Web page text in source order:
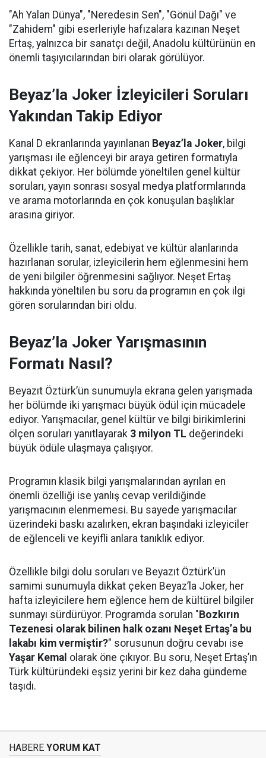
"Ah Yalan Dünya", "Neredesin Sen", "Gönül Dağı" ve
"Zahidem" gibi eserleriyle hafızalara kazınan Neşet
Ertaş, yalnızca bir sanatçı değil, Anadolu kültürünün en
önemli taşıyıcılarından biri olarak görülüyor.
Beyaz’la Joker İzleyicileri Soruları
Yakından Takip Ediyor
Kanal D ekranlarında yayınlanan Beyaz’la Joker, bilgi
yarışması ile eğlenceyi bir araya getiren formatıyla
dikkat çekiyor. Her bölümde yöneltilen genel kültür
soruları, yayın sonrası sosyal medya platformlarında
ve arama motorlarında en çok konuşulan başlıklar
arasına giriyor.
Özellikle tarih, sanat, edebiyat ve kültür alanlarında
hazırlanan sorular, izleyicilerin hem eğlenmesini hem
de yeni bilgiler öğrenmesini sağlıyor. Neşet Ertaş
hakkında yöneltilen bu soru da programın en çok ilgi
gören sorularından biri oldu.
Beyaz’la Joker Yarışmasının
Formatı Nasıl?
Beyazıt Öztürk’ün sunumuyla ekrana gelen yarışmada
her bölümde iki yarışmacı büyük ödül için mücadele
ediyor. Yarışmacılar, genel kültür ve bilgi birikimlerini
ölçen soruları yanıtlayarak 3 milyon TL değerindeki
büyük ödüle ulaşmaya çalışıyor.
Programın klasik bilgi yarışmalarından ayrılan en
önemli özelliği ise yanlış cevap verildiğinde
yarışmacının elenmemesi. Bu sayede yarışmacılar
üzerindeki baskı azalırken, ekran başındaki izleyiciler
de eğlenceli ve keyifli anlara tanıklık ediyor.
Özellikle bilgi dolu soruları ve Beyazıt Öztürk’ün
samimi sunumuyla dikkat çeken Beyaz’la Joker, her
hafta izleyicilere hem eğlence hem de kültürel bilgiler
sunmayı sürdürüyor. Programda sorulan " Bozkırın
Tezenesi olarak bilinen halk ozanı Neşet Ertaş’a bu
lakabı kim vermiştir?" sorusunun doğru cevabı ise
Yaşar Kemal olarak öne çıkıyor. Bu soru, Neşet Ertaş’ın
Türk kültüründeki eşsiz yerini bir kez daha gündeme
taşıdı.
HABERE YORUM KAT